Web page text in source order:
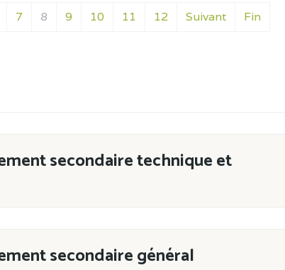
7 8 9 10 11 12 Suivant Fin
secondaire technique et
secondaire général